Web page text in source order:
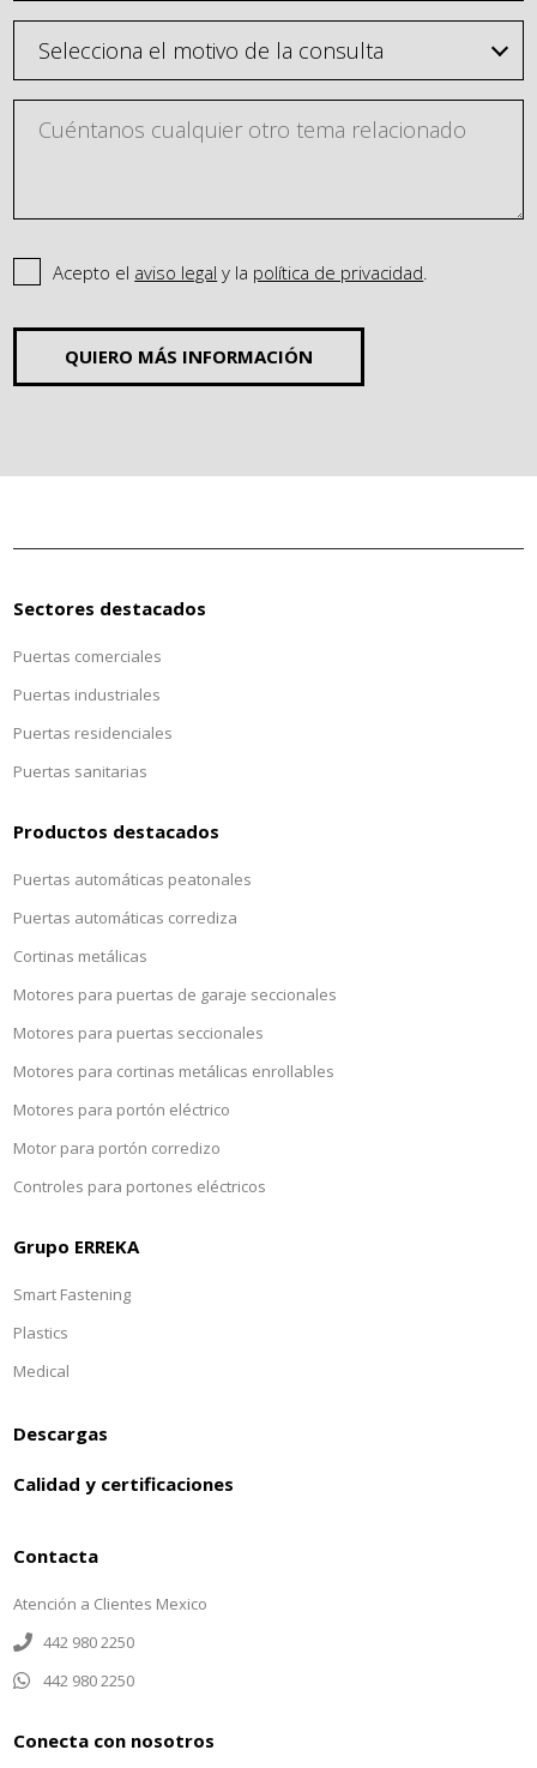
Acepto el aviso legal y la política de privacidad.
QUIERO MÁS INFORMACIÓN
Sectores destacados
Puertas comerciales
Puertas industriales
Puertas residenciales
Puertas sanitarias
Productos destacados
Puertas automáticas peatonales
Puertas automáticas corrediza
Cortinas metálicas
Motores para puertas de garaje seccionales
Motores para puertas seccionales
Motores para cortinas metálicas enrollables
Motores para portón eléctrico
Motor para portón corredizo
Controles para portones eléctricos
Grupo ERREKA
Smart Fastening
Plastics
Medical
Descargas
Calidad y certificaciones
Contacta
Atención a Clientes Mexico
442 980 2250
442 980 2250
Conecta con nosotros